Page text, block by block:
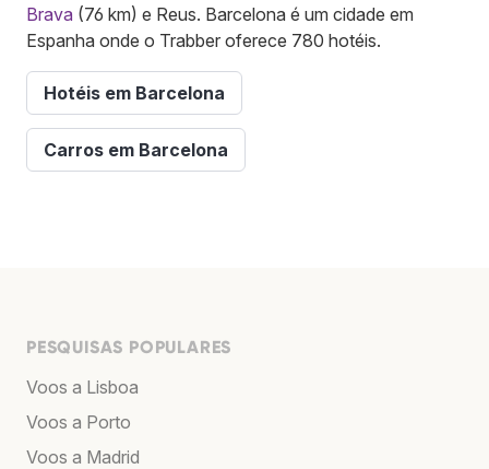
Brava (76 km) e Reus. Barcelona é um cidade em
Espanha onde o Trabber oferece 780 hotéis.
Hotéis em Barcelona
Carros em Barcelona
PESQUISAS POPULARES
Voos a Lisboa
Voos a Porto
Voos a Madrid